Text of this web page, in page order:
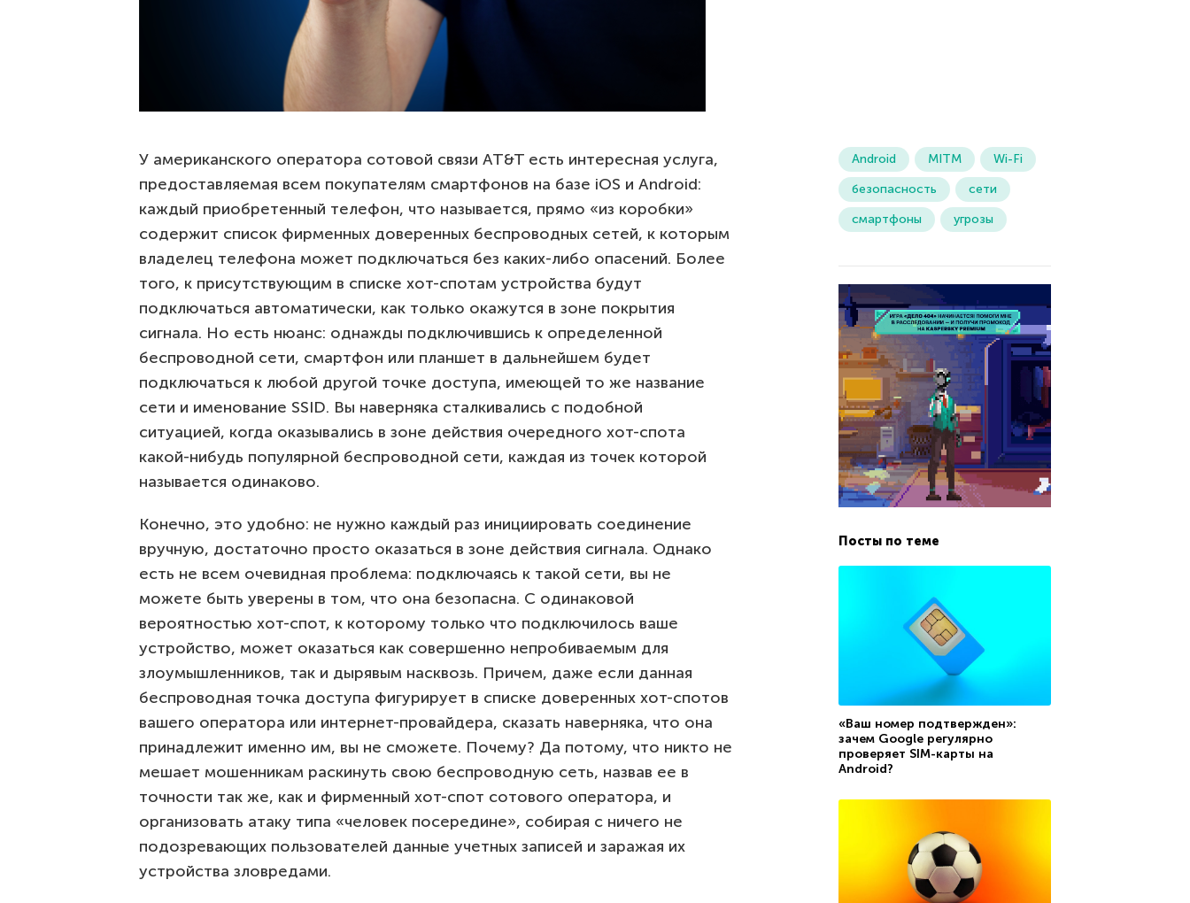
У американского оператора сотовой связи AT&T есть интересная услуга,
предоставляемая всем покупателям смартфонов на базе iOS и Android:
каждый приобретенный телефон, что называется, прямо «из коробки»
содержит список фирменных доверенных беспроводных сетей, к которым
владелец телефона может подключаться без каких-либо опасений. Более
того, к присутствующим в списке хот-спотам устройства будут
подключаться автоматически, как только окажутся в зоне покрытия
сигнала. Но есть нюанс: однажды подключившись к определенной
беспроводной сети, смартфон или планшет в дальнейшем будет
подключаться к любой другой точке доступа, имеющей то же название
сети и именование SSID. Вы наверняка сталкивались с подобной
ситуацией, когда оказывались в зоне действия очередного хот-спота
какой-нибудь популярной беспроводной сети, каждая из точек которой
называется одинаково.
Конечно, это удобно: не нужно каждый раз инициировать соединение
вручную, достаточно просто оказаться в зоне действия сигнала. Однако
есть не всем очевидная проблема: подключаясь к такой сети, вы не
можете быть уверены в том, что она безопасна. С одинаковой
вероятностью хот-спот, к которому только что подключилось ваше
устройство, может оказаться как совершенно непробиваемым для
злоумышленников, так и дырявым насквозь. Причем, даже если данная
беспроводная точка доступа фигурирует в списке доверенных хот-спотов
вашего оператора или интернет-провайдера, сказать наверняка, что она
принадлежит именно им, вы не сможете. Почему? Да потому, что никто не
мешает мошенникам раскинуть свою беспроводную сеть, назвав ее в
точности так же, как и фирменный хот-спот сотового оператора, и
организовать атаку типа «человек посередине», собирая с ничего не
подозревающих пользователей данные учетных записей и заражая их
устройства зловредами.
Android MITM
Wi-Fi
безопасность
сети
смартфоны
угрозы
Посты по теме
«Ваш номер подтвержден»:
зачем Google регулярно
проверяет SIM-карты на
Android?